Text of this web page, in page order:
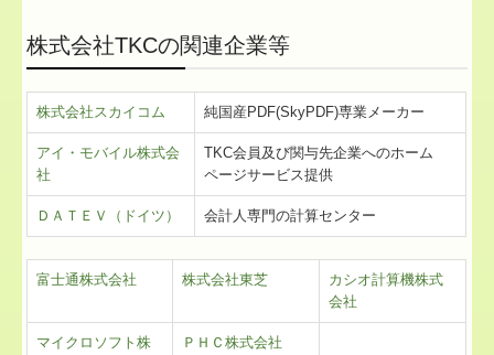
株式会社TKCの関連企業等
株式会社スカイコム 純国産PDF(SkyPDF)専業メーカー
アイ・モバイル株式会
社
TKC会員及び関与先企業へのホーム
ページサービス提供
ＤＡＴＥＶ（ドイツ） 会計人専門の計算センター
富士通株式会社 株式会社東芝
カシオ計算機株式
会社
マイクロソフト株
ＰＨＣ株式会社